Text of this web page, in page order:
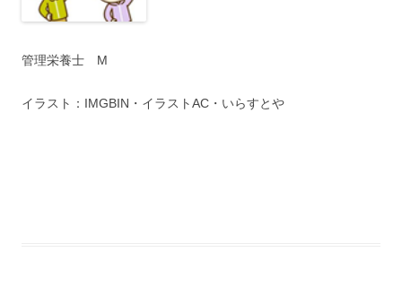
管理栄養士 M
イラスト：IMGBIN・イラストAC・いらすとや